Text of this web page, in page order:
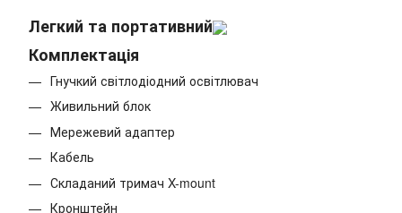
Легкий та портативний
Комплектація
Гнучкий світлодіодний освітлювач
Живильний блок
Мережевий адаптер
Кабель
Складаний тримач X-mount
Кронштейн